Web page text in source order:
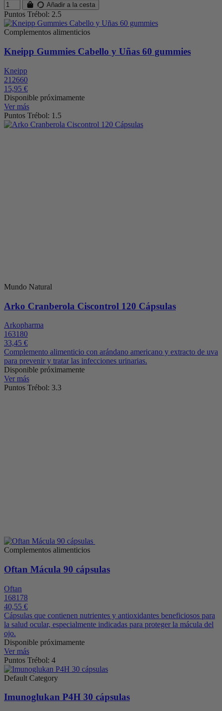
Añadir a la cesta
Puntos Trébol: 2.5
Complementos alimenticios
Kneipp Gummies Cabello y Uñas 60 gummies
Kneipp
212660
15,95 €
Disponible próximamente
Ver más
Puntos Trébol: 1.5
Mundo Natural
Arko Cranberola Ciscontrol 120 Cápsulas
Arkopharma
163180
33,45 €
Complemento alimenticio con arándano americano y extracto de uva
para prevenir y tratar las infecciones urinarias.
Disponible próximamente
Ver más
Puntos Trébol: 3.3
Complementos alimenticios
Oftan Mácula 90 cápsulas
Oftan
168178
40,55 €
Cápsulas que contienen nutrientes y antioxidantes beneficiosos para
la salud ocular, especialmente indicadas para proteger la mácula del
ojo.
Disponible próximamente
Ver más
Puntos Trébol: 4
Default Category
Imunoglukan P4H 30 cápsulas